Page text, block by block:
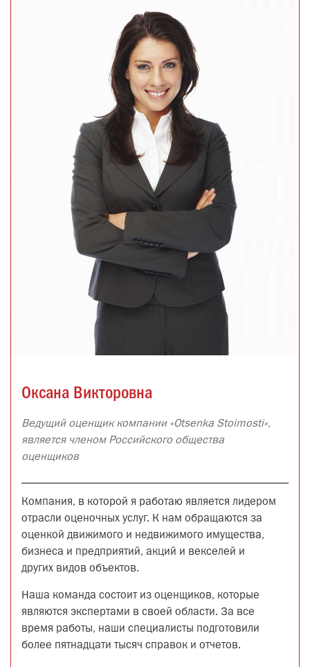
Оксана Викторовна
Ведущий оценщик компании «Otsenka Stoimosti»,
является членом Российского общества
оценщиков
Компания, в которой я работаю является лидером
отрасли оценочных услуг. К нам обращаются за
оценкой движимого и недвижимого имущества,
бизнеса и предприятий, акций и векселей и
других видов объектов.
Наша команда состоит из оценщиков, которые
являются экспертами в своей области. За все
время работы, наши специалисты подготовили
более пятнадцати тысяч справок и отчетов.